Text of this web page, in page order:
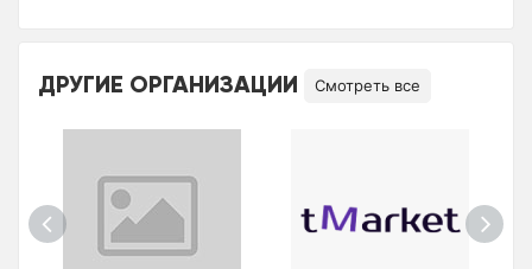
ДРУГИЕ ОРГАНИЗАЦИИ Смотреть все